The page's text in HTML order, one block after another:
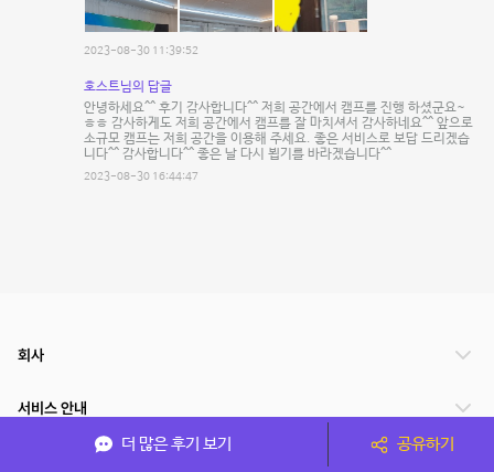
2023-08-30 11:39:52
호스트님의 답글
안녕하세요^^ 후기 감사합니다^^ 저희 공간에서 캠프를 진행 하셨군요~
ㅎㅎ 감사하게도 저희 공간에서 캠프를 잘 마치셔서 감사하네요^^ 앞으로
소규모 캠프는 저희 공간을 이용해 주세요. 좋은 서비스로 보답 드리겠습
니다^^ 감사합니다^^ 좋은 날 다시 뵙기를 바라겠습니다^^
2023-08-30 16:44:47
더 많은 후기 보기 공유하기
회사
서비스 안내